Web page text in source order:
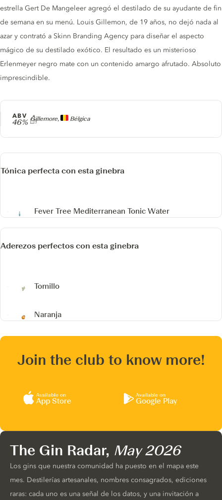
Producer
Gillemore, Bélgica
ABV
46%
estrella Gert De Mangeleer agregó el destilado de su ayudante de fin
de semana en su menú. Louis Gillemon, de 19 años, no dejó nada al
azar y contrató a Skinn Branding Agency para diseñar el aspecto
mágico de su destilado exótico. El resultado es un misterioso
Erlenmeyer negro mate con un contenido amargo afrutado. Absoluto
imprescindible.
Tónica perfecta con esta ginebra
Fever Tree Mediterranean Tonic Water
Aderezos perfectos con esta ginebra
Tomillo
Naranja
Join the club to know more!
Available on
App Store
Available on
Google Play
The Gin Radar, May 2026
Los gins que nuestra comunidad ha puesto en el mapa este
mes. Destilerías artesanales, nombres consagrados, ediciones
raras: cada uno es una señal de los datos, y una invitación a